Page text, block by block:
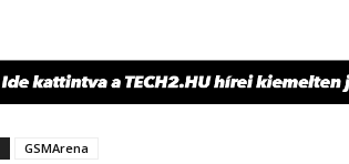
GSMArena